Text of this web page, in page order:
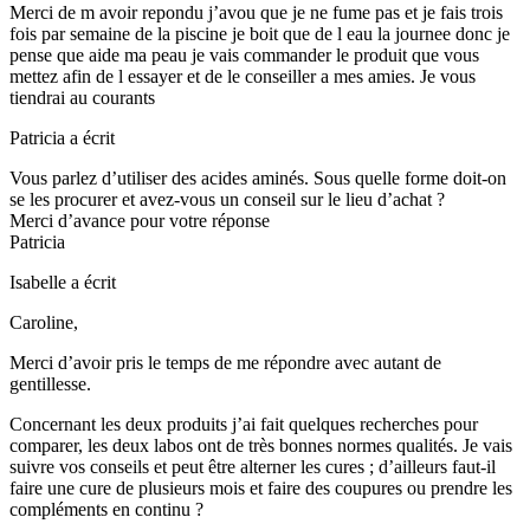
Merci de m avoir repondu j’avou que je ne fume pas et je fais trois
fois par semaine de la piscine je boit que de l eau la journee donc je
pense que aide ma peau je vais commander le produit que vous
mettez afin de l essayer et de le conseiller a mes amies. Je vous
tiendrai au courants
Patricia a écrit
Vous parlez d’utiliser des acides aminés. Sous quelle forme doit-on
se les procurer et avez-vous un conseil sur le lieu d’achat ?
Merci d’avance pour votre réponse
Patricia
Isabelle a écrit
Caroline,
Merci d’avoir pris le temps de me répondre avec autant de
gentillesse.
Concernant les deux produits j’ai fait quelques recherches pour
comparer, les deux labos ont de très bonnes normes qualités. Je vais
suivre vos conseils et peut être alterner les cures ; d’ailleurs faut-il
faire une cure de plusieurs mois et faire des coupures ou prendre les
compléments en continu ?